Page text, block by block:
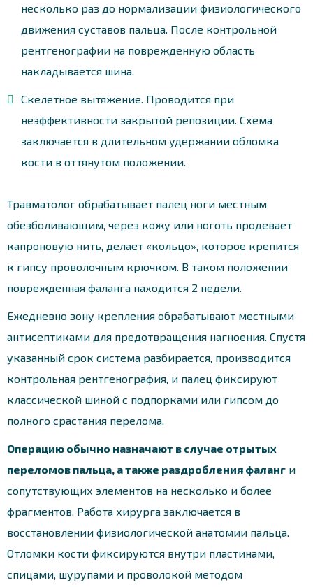
несколько раз до нормализации физиологического
движения суставов пальца. После контрольной
рентгенографии на поврежденную область
накладывается шина.
Скелетное вытяжение. Проводится при
неэффективности закрытой репозиции. Схема
заключается в длительном удержании обломка
кости в оттянутом положении.
Травматолог обрабатывает палец ноги местным
обезболивающим, через кожу или ноготь продевает
капроновую нить, делает «кольцо», которое крепится
к гипсу проволочным крючком. В таком положении
поврежденная фаланга находится 2 недели.
Ежедневно зону крепления обрабатывают местными
антисептиками для предотвращения нагноения. Спустя
указанный срок система разбирается, производится
контрольная рентгенография, и палец фиксируют
классической шиной с подпорками или гипсом до
полного срастания перелома.
Операцию обычно назначают в случае отрытых
переломов пальца, а также раздробления фаланг и
сопутствующих элементов на несколько и более
фрагментов. Работа хирурга заключается в
восстановлении физиологической анатомии пальца.
Отломки кости фиксируются внутри пластинами,
спицами, шурупами и проволокой методом